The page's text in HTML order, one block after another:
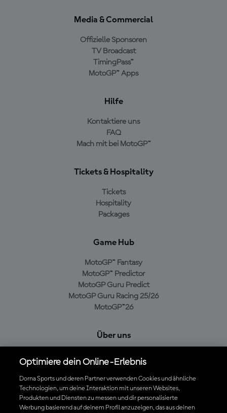
Media & Commercial
Offizielle Sponsoren
TV Broadcast
TimingPass™
MotoGP™ Apps
Hilfe
Kontaktiere uns
FAQ
Mach mit bei MotoGP™
Tickets & Hospitality
Tickets
Hospitality
Packages
Game Hub
MotoGP™ Fantasy
MotoGP™ Predictor
MotoGP Guru Predict
MotoGP Guru Racing 25/26
MotoGP™26
Über uns
Cookie-Richtlinien
Geschäftsbedingungen
Datenschutzrichtlinien
Kaufrichtlinie
Optimiere dein Online-Erlebnis
Dorna Sports und deren Partner verwenden Cookies und ähnliche
Technologien, um deine Interaktion mit unseren Websites,
Produkten und Diensten zu messen und dir personalisierte
Werbung basierend auf deinem Profil anzuzeigen, das aus deinen